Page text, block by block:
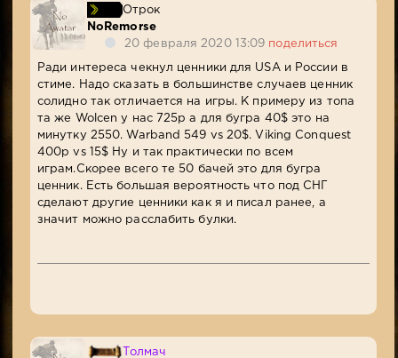
Отрок
NoRemorse
20 февраля 2020 13:09 поделиться
Ради интереса чекнул ценники для USA и России в
стиме. Надо сказать в большинстве случаев ценник
солидно так отличается на игры. К примеру из топа
та же Wolcen у нас 725р а для бугра 40$ это на
минутку 2550. Warband 549 vs 20$. Viking Conquest
400р vs 15$ Ну и так практически по всем
играм.Скорее всего те 50 бачей это для бугра
ценник. Есть большая вероятность что под СНГ
сделают другие ценники как я и писал ранее, а
значит можно расслабить булки.
Толмач